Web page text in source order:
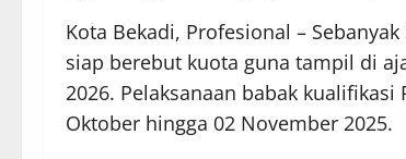
Kota Bekadi, Profesional –
siap berebut kuota guna tampil di
2026. Pelaksanaan babak kualifikasi
Oktober hingga 02 November 2025.